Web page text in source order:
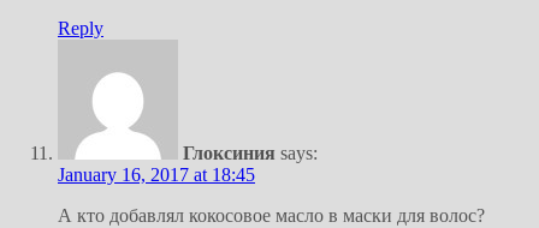
Reply
Глоксиния says:
January 16, 2017 at 18:45
А кто добавлял кокосовое масло в маски для волос?